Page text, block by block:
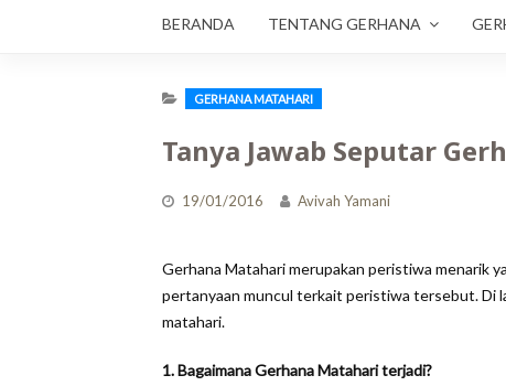
BERANDA TENTANG GERHANA
GERHANA MATAHARI
Tanya Jawab Seputar
19/01/2016 Avivah Yamani
Gerhana Matahari merupakan peristiwa menarik
pertanyaan muncul terkait peristiwa tersebut. Di
matahari.
1. Bagaimana Gerhana Matahari terjadi?